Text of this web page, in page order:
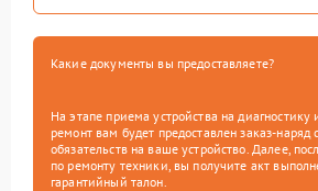
Какие документы вы предоставляете?
На этапе приема устройства на
ремонт вам будет предоставлен заказ-наряд
обязательств на ваше устройство. Далее,
по ремонту техники, вы получите акт
гарантийный талон.